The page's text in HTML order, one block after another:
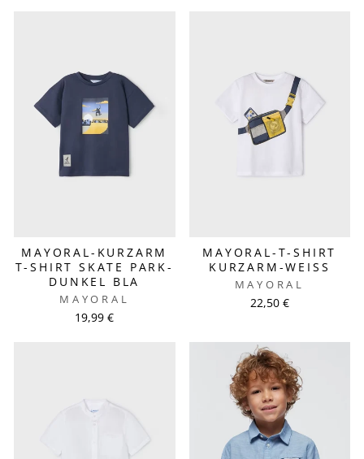
MAYORAL-KURZARM
T-SHIRT SKATE PARK-
DUNKEL BLA
MAYORAL
19,99 €
MAYORAL-T-SHIRT
KURZARM-WEISS
MAYORAL
22,50 €